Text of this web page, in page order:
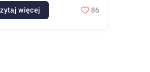
więcej 86